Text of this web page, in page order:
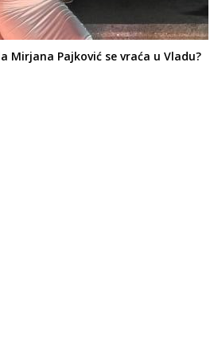
Mirjana Pajković se vraća u Vladu?